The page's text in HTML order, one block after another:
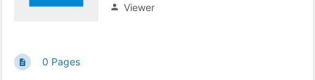
Viewer
0 Pages